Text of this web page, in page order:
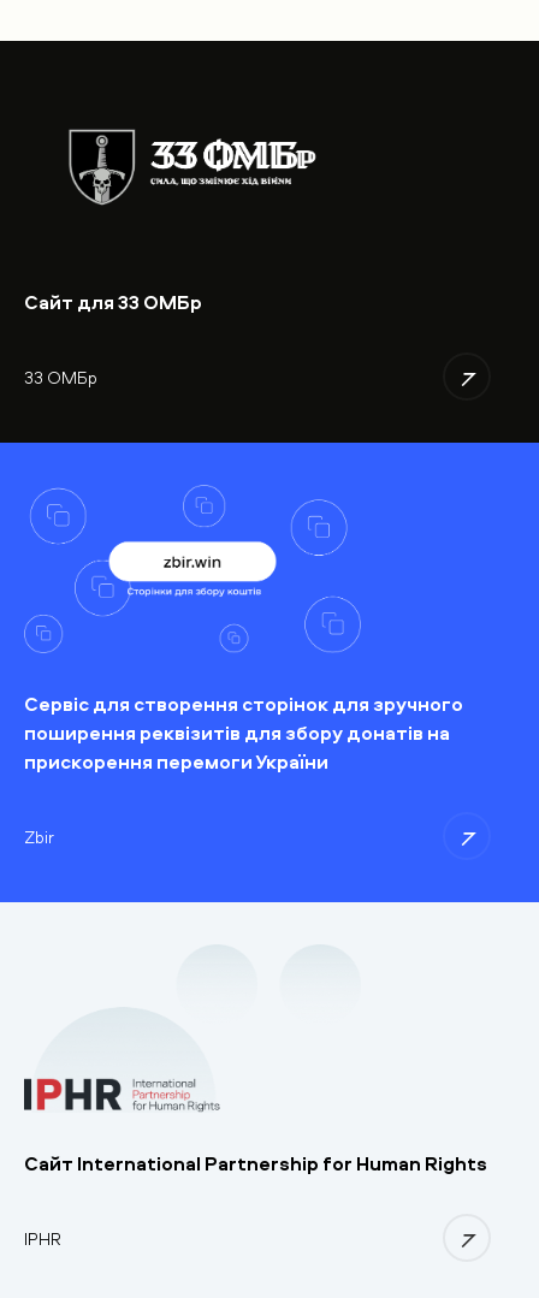
Сайт для 33 ОМБр
33 ОМБр
Сервіс для створення сторінок для зручного
поширення реквізитів для збору донатів на
прискорення перемоги України
Zbir
Сайт International Partnership for Human Rights
IPHR